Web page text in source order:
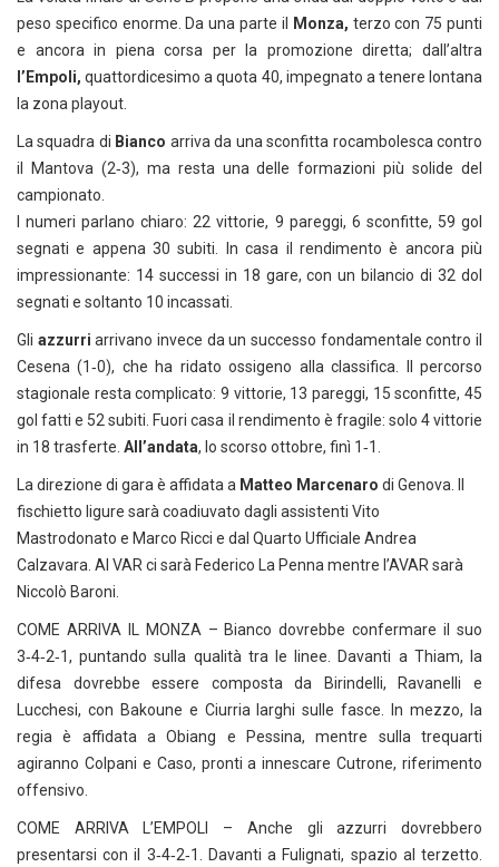
peso specifico enorme. Da una parte il
Monza, terzo con 75 punti
e ancora in piena corsa per la promozione diretta; dall’altra
l’Empoli, quattordicesimo a quota 40, impegnato a tenere lontana
la zona playout.
La squadra di Bianco arriva da una sconfitta rocambolesca contro
il Mantova (2‑3), ma resta una delle formazioni più solide del
campionato.
I numeri parlano chiaro: 22 vittorie, 9 pareggi, 6 sconfitte, 59 gol
segnati e appena 30 subiti. In casa il rendimento è ancora più
impressionante: 14 successi in 18 gare, con un bilancio di 32 dol
segnati e soltanto 10 incassati.
Gli azzurri arrivano invece da un successo fondamentale contro il
Cesena (1‑0), che ha ridato ossigeno alla classifica. Il percorso
stagionale resta complicato: 9 vittorie, 13 pareggi, 15 sconfitte, 45
gol fatti e 52 subiti. Fuori casa il rendimento è fragile: solo 4 vittorie
in 18 trasferte. All’andata, lo scorso ottobre, finì 1‑1.
La direzione di gara è affidata a Matteo Marcenaro di Genova. Il
fischietto ligure sarà coadiuvato dagli assistenti Vito
Mastrodonato e Marco Ricci e dal Quarto Ufficiale Andrea
Calzavara. Al VAR ci sarà Federico La Penna mentre l’AVAR sarà
Niccolò Baroni.
COME ARRIVA IL MONZA – Bianco dovrebbe confermare il suo
3‑4‑2‑1, puntando sulla qualità tra le linee. Davanti a Thiam, la
difesa dovrebbe essere composta da Birindelli, Ravanelli e
Lucchesi, con Bakoune e Ciurria larghi sulle fasce. In mezzo, la
regia è affidata a Obiang e Pessina, mentre sulla trequarti
agiranno Colpani e Caso, pronti a innescare Cutrone, riferimento
offensivo.
COME ARRIVA L’EMPOLI – Anche gli azzurri dovrebbero
presentarsi con il 3‑4‑2‑1. Davanti a Fulignati, spazio al terzetto.